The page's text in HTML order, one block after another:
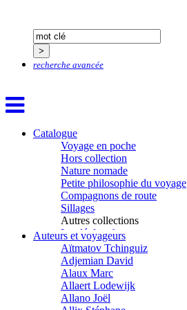
recherche avancée
Catalogue
Voyage en poche
Hors collection
Nature nomade
Petite philosophie du voyage
Compagnons de route
Sillages
Autres collections
La clé des champs
Chemins d’étoiles
Visions
Auteurs et voyageurs
Aïtmatov Tchinguiz
Adjemian David
Alaux Marc
Allaert Lodewijk
Allano Joël